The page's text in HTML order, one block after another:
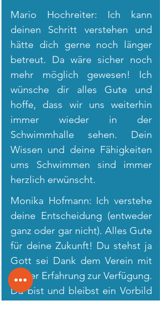
Mario Hochreiter: Ich kann
deinen Schritt verstehen und
hätte dich gerne noch länger
betreut. Da wäre sicher noch
mehr möglich gewesen! Ich
wünsche dir alles Gute und
hoffe, dass wir uns weiterhin
immer wieder in der
Schwimmhalle sehen. Dein
Wissen und deine Fähigkeiten
ums Schwimmen sind immer
herzlich erwünscht.
Monika Hofmann: Ich verstehe
deine Entscheidung (entweder
ganz oder gar nicht). Alles Gute
für deine Zukunft! Du stehst ja
Gott sei Dank dem Verein mit
deiner Erfahrung zur Verfügung.
Du bist und bleibst ein Vorbild